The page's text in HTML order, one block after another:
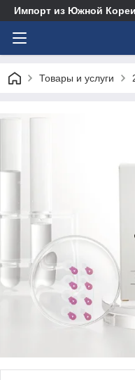
Импорт из Южной Кореи
Товары и услуги